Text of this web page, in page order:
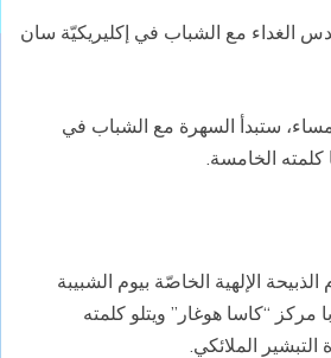
الغداء مع الشباب في إكليريكيّة سان
ستبدأ السهرة مع الشباب في
كلمته الخامسة.
الإلهية الخاصّة بيوم الشبيبة
مركز “كاسا هوغار” ويتلو كلمته
الملائكي.